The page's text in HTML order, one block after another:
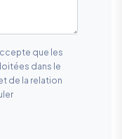
que les
dans le
de la relation